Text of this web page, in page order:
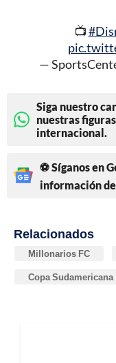
📺
—
Siga nuestro
nuestras
internacional.
⚽ Síganos en
información
Relacionados
Millonarios FC
Copa Sudamericana